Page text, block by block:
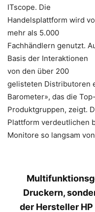
ITscope. Die
Handelsplattform wird
mehr als 5.000
Fachhändlern genutzt.
Basis der Interaktionen
von den über 200
gelisteten Distributoren
Barometer», das die
Produktgruppen, zeigt.
Plattform verdeutlichen
Monitore so langsam
Druckern,
der Hersteller